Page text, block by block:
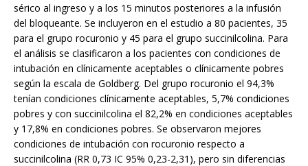
sérico al ingreso y a los 15 minutos posteriores a la infusión
del bloqueante. Se incluyeron en el estudio a 80 pacientes, 35
para el grupo rocuronio y 45 para el grupo succinilcolina. Para
el análisis se clasificaron a los pacientes con condiciones de
intubación en clínicamente aceptables o clínicamente pobres
según la escala de Goldberg. Del grupo rocuronio el 94,3%
tenían condiciones clínicamente aceptables, 5,7% condiciones
pobres y con succinilcolina el 82,2% en condiciones aceptables
y 17,8% en condiciones pobres. Se observaron mejores
condiciones de intubación con rocuronio respecto a
succinilcolina (RR 0,73 IC 95% 0,23-2,31), pero sin diferencias